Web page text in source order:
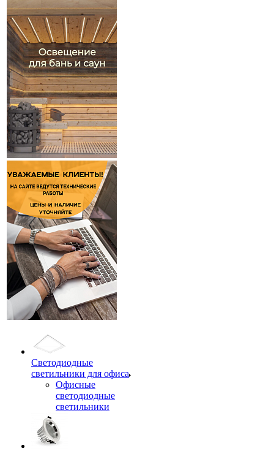
Светодиодные
светильники для офиса
Офисные
светодиодные
светильники